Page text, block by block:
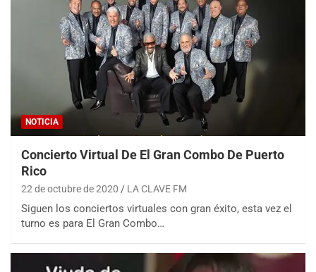
NOTICIA
Concierto Virtual De El Gran Combo De Puerto
Rico
22 de octubre de 2020 LA CLAVE FM
Siguen los conciertos virtuales con gran éxito, esta vez el
turno es para El Gran Combo…